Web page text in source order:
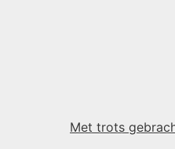
Met trots